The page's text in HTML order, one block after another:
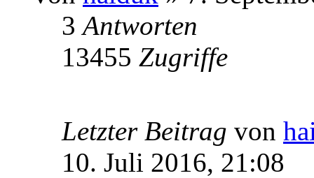
3Antworten
13455 Zugriffe
Letzter Beitrag von
10. Juli 2016, 21:08